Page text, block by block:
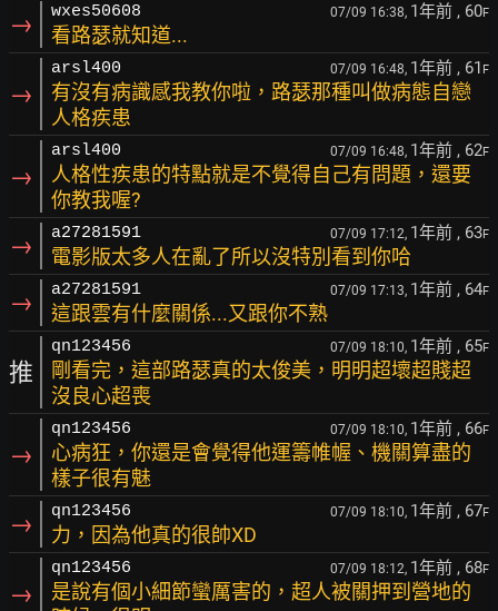
→ wxes50608 07/09 16:38, 1年前 , 60F
看路瑟就知道...
→
arsl400 07/09 16:48, 1年前 , 61 F
有沒有病識感我教你啦，路瑟那種叫做病態自戀
人格疾患
→
arsl400 07/09 16:48, 1年前 , 62F
人格性疾患的特點就是不覺得自己有問題，還要
你教我喔?
→ a27281591 07/09 17:12, 1年前 , 63F
電影版太多人在亂了所以沒特別看到你哈
→ a27281591 07/09 17:13, 1年前 , 64F
這跟雲有什麼關係...又跟你不熟
推
qn123456 07/09 18:10, 1年前 , 65F
剛看完，這部路瑟真的太俊美，明明超壞超賤超
沒良心超喪
→
qn123456 07/09 18:10, 1年前 , 66F
心病狂，你還是會覺得他運籌帷幄、機關算盡的
樣子很有魅
→ qn123456 07/09 18:10, 1年前 , 67F
力，因為他真的很帥XD
→
qn123456 07/09 18:12, 1年前 , 68F
是說有個小細節蠻厲害的，超人被關押到營地的